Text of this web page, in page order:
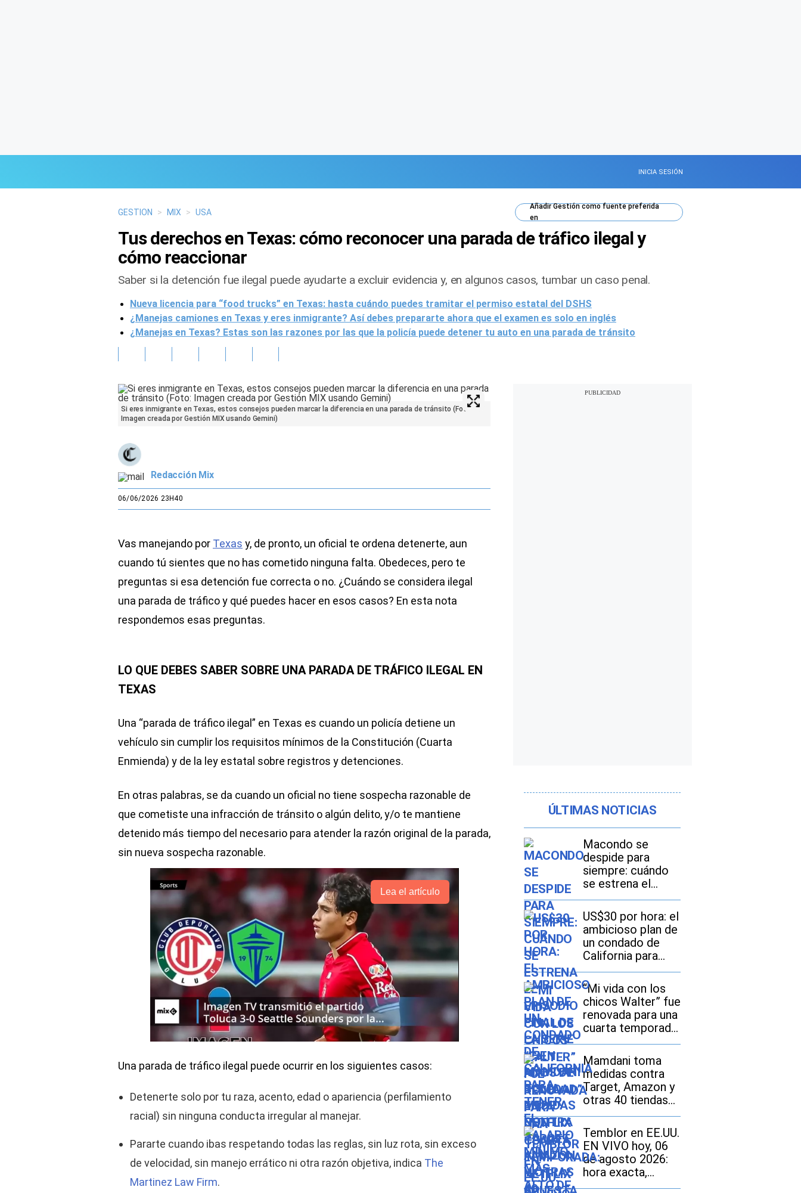
INICIA SESIÓN
GESTION > MIX > USA
AñadirGestióncomo fuente preferida
en
Tus derechos en Texas: cómo reconocer una parada de tráfico ilegal y
cómo reaccionar
Saber si la detención fue ilegal puede ayudarte a excluir evidencia y, en algunos casos, tumbar un caso penal.
Nueva licencia para “food trucks” en Texas: hasta cuándo puedes tramitar el permiso estatal del DSHS
¿Manejas camiones en Texas y eres inmigrante? Así debes prepararte ahora que el examen es solo en inglés
¿Manejas en Texas? Estas son las razones por las que la policía puede detener tu auto en una parada de tránsito
Si eres inmigrante en Texas, estos consejos pueden marcar la diferencia en una parada de tránsito (Foto:
Imagen creada por Gestión MIX usando Gemini)
Redacción Mix
06/06/2026 23H40
Vas manejando por Texas y, de pronto, un oficial te ordena detenerte, aun
cuando tú sientes que no has cometido ninguna falta. Obedeces, pero te
preguntas si esa detención fue correcta o no. ¿Cuándo se considera ilegal
una parada de tráfico y qué puedes hacer en esos casos? En esta nota
respondemos esas preguntas.
LO QUE DEBES SABER SOBRE UNA PARADA DE TRÁFICO ILEGAL EN
TEXAS
Una “parada de tráfico ilegal” en Texas es cuando un policía detiene un
vehículo sin cumplir los requisitos mínimos de la Constitución (Cuarta
Enmienda) y de la ley estatal sobre registros y detenciones.
En otras palabras, se da cuando un oficial no tiene sospecha razonable de
que cometiste una infracción de tránsito o algún delito, y/o te mantiene
detenido más tiempo del necesario para atender la razón original de la parada,
sin nueva sospecha razonable.
Lea el artículo
Una parada de tráfico ilegal puede ocurrir en los siguientes casos:
Detenerte solo por tu raza, acento, edad o apariencia (perfilamiento
racial) sin ninguna conducta irregular al manejar.
Pararte cuando ibas respetando todas las reglas, sin luz rota, sin exceso
de velocidad, sin manejo errático ni otra razón objetiva, indica The
Martinez Law Firm.
ÚLTIMAS NOTICIAS
Macondo se
despide para
siempre: cuándo
se estrena el
episodio final de la
serie “Cien años
de soledad” en
Netflix
US$30 por hora: el
ambicioso plan de
un condado de
California para
tener el salario
mínimo más alto
de EE. UU.
“Mi vida con los
chicos Walter” fue
renovada para una
cuarta temporada:
Netflix apuesta
por más drama
adolescente
Mamdani toma
medidas contra
Target, Amazon y
otras 40 tiendas
online en Nueva
York: quiénes
están afectados y
por qué
Temblor en EE.UU.
EN VIVO hoy, 06
de agosto 2026:
hora exacta,
magnitud y dónde